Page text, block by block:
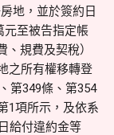
地，並於簽約日
元至被告指定帳
規費及契稅）
之所有權移轉登
第349條、第354
1項所示，及依系
給付違約金等